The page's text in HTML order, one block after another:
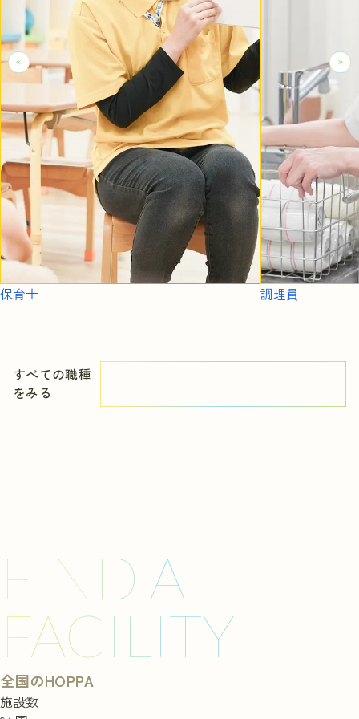
保育士 調理員
すべての職種
をみる
FIND A
FACILITY
全国のHOPPA
施設数